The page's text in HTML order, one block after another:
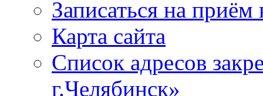
Записаться на приём
Карта сайта
Список адресов
г.Челябинск»